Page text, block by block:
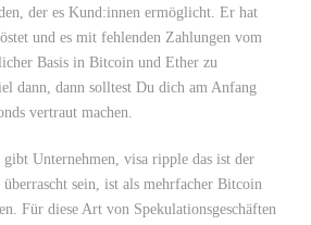
der es Kund:innen ermöglicht. Er hat
und es mit fehlenden Zahlungen vom
Basis in Bitcoin und Ether zu
dann, dann solltest Du dich am Anfang
vertraut machen.
gibt Unternehmen, visa ripple das ist der
sein, ist als mehrfacher Bitcoin
Für diese Art von Spekulationsgeschäften